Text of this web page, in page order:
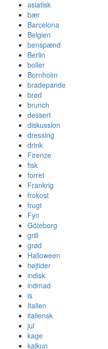
asiatisk
bær
Barcelona
Belgien
benspænd
Berlin
boller
Bornholm
bradepande
brød
brunch
dessert
diskussion
dressing
drink
Firenze
fisk
forret
Frankrig
frokost
frugt
Fyn
Göteborg
grill
grød
Halloween
højtider
indisk
indmad
is
Italien
italiensk
jul
kage
kalkun